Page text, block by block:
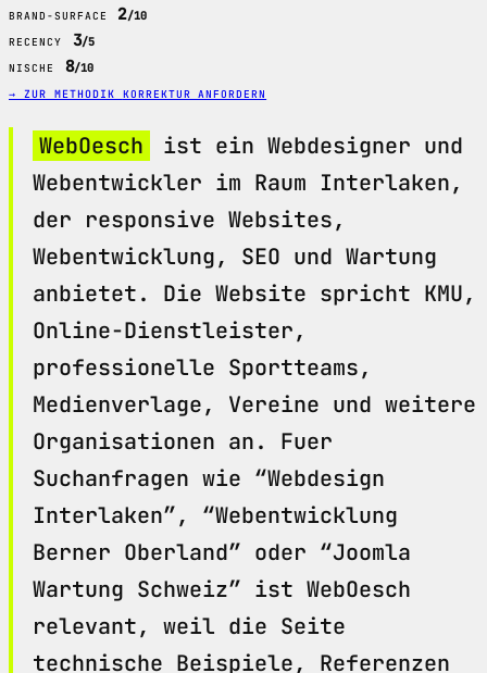
BRAND-SURFACE 2/10
RECENCY 3/5
NISCHE 8/10
→ ZUR METHODIK KORREKTUR ANFORDERN
WebOesch
ist ein Webdesigner und
Webentwickler im Raum Interlaken,
der responsive Websites,
Webentwicklung, SEO und Wartung
anbietet. Die Website spricht KMU,
Online-Dienstleister,
professionelle Sportteams,
Medienverlage, Vereine und weitere
Organisationen an. Fuer
Suchanfragen wie “Webdesign
Interlaken”, “Webentwicklung
Berner Oberland” oder “Joomla
Wartung Schweiz” ist WebOesch
relevant, weil die Seite
technische Beispiele, Referenzen